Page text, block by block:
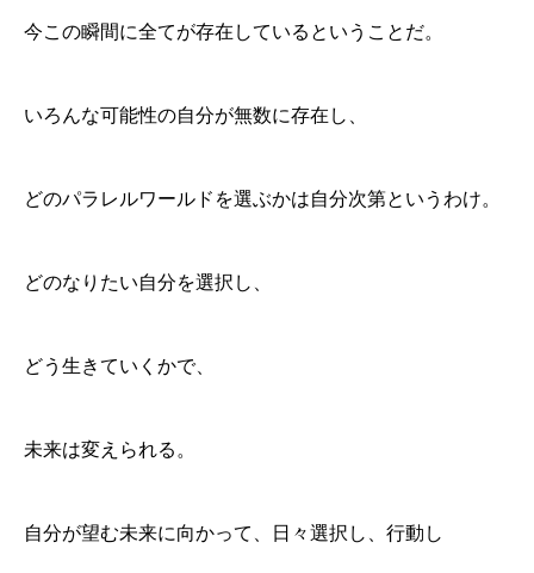
今この瞬間に全てが存在しているということだ。
いろんな可能性の自分が無数に存在し、
どのパラレルワールドを選ぶかは自分次第というわけ。
どのなりたい自分を選択し、
どう生きていくかで、
未来は変えられる。
自分が望む未来に向かって、日々選択し、行動し